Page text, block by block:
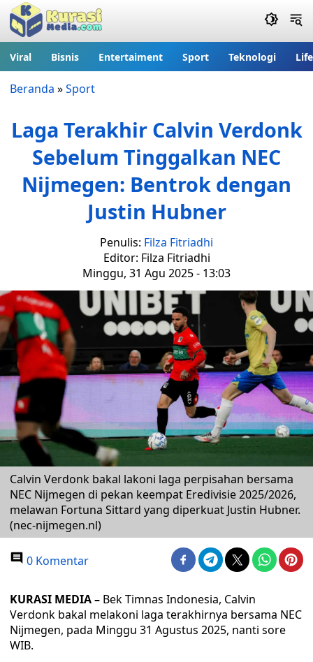
Viral Bisnis Entertaiment Sport Teknologi
Beranda »Sport
Laga Terakhir Calvin Verdonk
Sebelum Tinggalkan NEC
Nijmegen: Bentrok dengan
Justin Hubner
Penulis: Filza Fitriadhi
Editor: Filza Fitriadhi
Minggu, 31 Agu 2025 - 13:03
Calvin Verdonk bakal lakoni laga perpisahan bersama
NEC Nijmegen di pekan keempat Eredivisie 2025/2026,
melawan Fortuna Sittard yang diperkuat Justin Hubner.
(nec-nijmegen.nl)
0 Komentar
KURASI MEDIA – Bek Timnas Indonesia, Calvin
Verdonk bakal melakoni laga terakhirnya bersama NEC
Nijmegen, pada Minggu 31 Agustus 2025, nanti sore
WIB.